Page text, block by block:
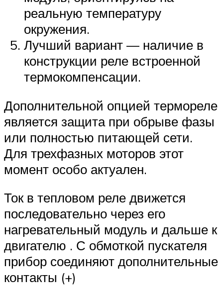
реальную температуру
окружения.
Лучший вариант — наличие в
конструкции реле встроенной
термокомпенсации.
Дополнительной опцией термореле
является защита при обрыве фазы
или полностью питающей сети.
Для трехфазных моторов этот
момент особо актуален.
Ток в тепловом реле движется
последовательно через его
нагревательный модуль и дальше к
двигателю . С обмоткой пускателя
прибор соединяют дополнительные
контакты (+)